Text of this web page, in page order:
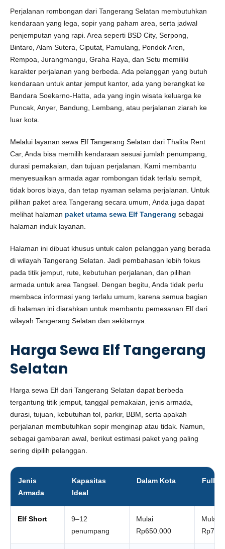
Perjalanan rombongan dari Tangerang Selatan membutuhkan
kendaraan yang lega, sopir yang paham area, serta jadwal
penjemputan yang rapi. Area seperti BSD City, Serpong,
Bintaro, Alam Sutera, Ciputat, Pamulang, Pondok Aren,
Rempoa, Jurangmangu, Graha Raya, dan Setu memiliki
karakter perjalanan yang berbeda. Ada pelanggan yang butuh
kendaraan untuk antar jemput kantor, ada yang berangkat ke
Bandara Soekarno-Hatta, ada yang ingin wisata keluarga ke
Puncak, Anyer, Bandung, Lembang, atau perjalanan ziarah ke
luar kota.
Melalui layanan sewa Elf Tangerang Selatan dari Thalita Rent
Car, Anda bisa memilih kendaraan sesuai jumlah penumpang,
durasi pemakaian, dan tujuan perjalanan. Kami membantu
menyesuaikan armada agar rombongan tidak terlalu sempit,
tidak boros biaya, dan tetap nyaman selama perjalanan. Untuk
pilihan paket area Tangerang secara umum, Anda juga dapat
melihat halaman paket utama sewa Elf Tangerang sebagai
halaman induk layanan.
Halaman ini dibuat khusus untuk calon pelanggan yang berada
di wilayah Tangerang Selatan. Jadi pembahasan lebih fokus
pada titik jemput, rute, kebutuhan perjalanan, dan pilihan
armada untuk area Tangsel. Dengan begitu, Anda tidak perlu
membaca informasi yang terlalu umum, karena semua bagian
di halaman ini diarahkan untuk membantu pemesanan Elf dari
wilayah Tangerang Selatan dan sekitarnya.
Harga Sewa Elf Tangerang
Selatan
Harga sewa Elf dari Tangerang Selatan dapat berbeda
tergantung titik jemput, tanggal pemakaian, jenis armada,
durasi, tujuan, kebutuhan tol, parkir, BBM, serta apakah
perjalanan membutuhkan sopir menginap atau tidak. Namun,
sebagai gambaran awal, berikut estimasi paket yang paling
sering dipilih pelanggan.
Jenis
Armada
Kapasitas
Ideal
Dalam Kota Full
Elf Short
9–12
penumpang
Mulai
Rp650.000
Mulai